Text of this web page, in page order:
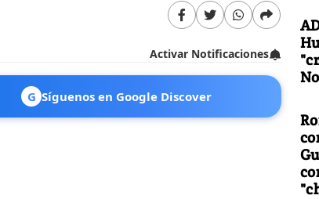
Activar Notificaciones
G Síguenos en Google Discover